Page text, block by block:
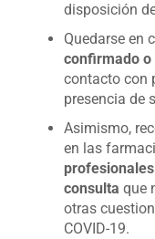
disposición
Quedarse en
confirmado o
contacto con
presencia de
Asimismo,
en las
consulta que
otras
COVID-19.